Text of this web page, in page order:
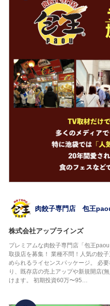
肉餃子専門店 包王
株式会社アップラインズ
プレミアムな肉餃子専門店「包王
取扱店を募集！ 業種不問！人気の餃
められるライセンスパッケージ。 必
り、既存店の売上アップや新規開店(
けます。 初期投資60万〜95…